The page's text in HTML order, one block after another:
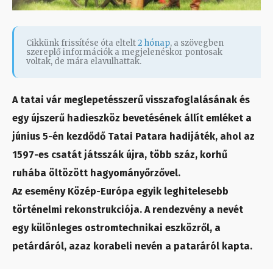
Cikkünk frissítése óta eltelt2 hónap, a szövegben
szereplő információk a megjelenéskor pontosak
voltak, de mára elavulhattak.
A tatai vár meglepetésszerű visszafoglalásának és
egy újszerű hadieszköz bevetésének állít emléket a
június 5-én kezdődő Tatai Patara hadijáték, ahol az
1597-es csatát játsszák újra, több száz, korhű
ruhába öltözött hagyományőrzővel.
Az esemény Közép-Európa egyik leghitelesebb
történelmi rekonstrukciója. A rendezvény a nevét
egy különleges ostromtechnikai eszközről, a
petárdáról, azaz korabeli nevén a pataráról kapta.